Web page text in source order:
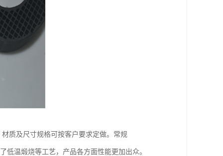
质及尺寸规格可按客户要求定做。常规
低温煅烧等工艺，产品各方面性能更加出众。